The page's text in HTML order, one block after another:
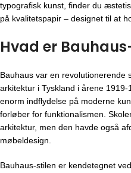
typografisk kunst, finder du
på kvalitetspapir – designet til at
Hvad er
Bauhaus var en
arkitektur i Tyskland i årene
enorm indflydelse på moderne
forløber for funktionalismen.
arkitektur, men den havde også
møbeldesign.
Bauhaus-stilen er kendetegnet